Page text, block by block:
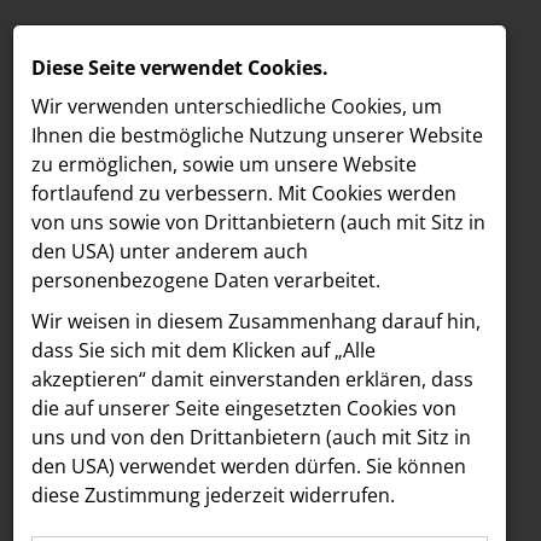
MELDUNGEN
LOEBELL NORDBERG
INNER
aehre
Astoria Artshow
B/S/H Hausgeräte
Meldungen / The Companion
Text Bilder
09.03.2026
Mehr Flair für die
Mariahilfer Straße:
Diese Seite verwendet Cookies.
Wir verwenden unterschiedliche Cookies, um
Ihnen die best­mögliche Nutzung unserer Website
zu ermöglichen, sowie um unsere Website
fortlaufend zu verbessern. Mit Cookies werden
von uns sowie von Drittanbietern (auch mit Sitz in
den USA) unter anderem auch
personenbezogene Daten verarbeitet.
Wir weisen in diesem Zusammenhang darauf hin,
dass Sie sich mit dem Klicken auf „Alle
akzeptieren“ damit ein­ver­standen erklären, dass
die auf unserer Seite eingesetzten Cookies von
uns und von den Drittanbietern (auch mit Sitz in
den USA) verwendet werden dürfen. Sie können
diese Zustimmung jederzeit widerrufen.